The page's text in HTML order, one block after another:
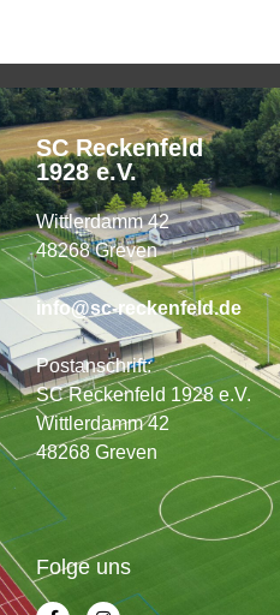
SC Reckenfeld
1928 e.V.
Wittlerdamm 42
48268 Greven
info@sc-reckenfeld.de
Postanschrift:
SC Reckenfeld 1928 e.V.
Wittlerdamm 42
48268 Greven
Folge uns